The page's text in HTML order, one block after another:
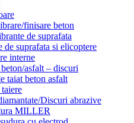
finisare beton
de suprafata
de suprafata si elicoptere
interne
asfalt – discuri
taiat beton asfalt
Discuri abrazive
MILLER